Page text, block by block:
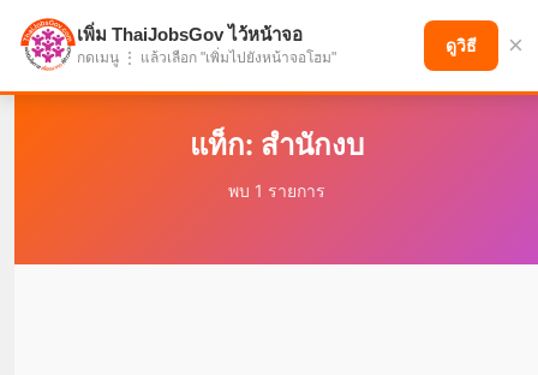
แบ่งปันโอกาส เพื่ออนาคตที่ก้าวหน้า
แท็ก: สำนักงบ
พบ 1 รายการ
เพิ่ม ThaiJobsGov ไว้หน้าจอ
กดเมนู ⋮ แล้วเลือก "เพิ่มไปยังหน้าจอโฮม"
ดูวิธี ×